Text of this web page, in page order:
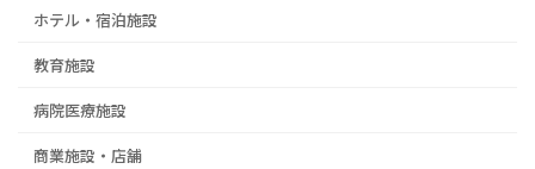
ホテル・宿泊施設
教育施設
病院医療施設
商業施設・店舗